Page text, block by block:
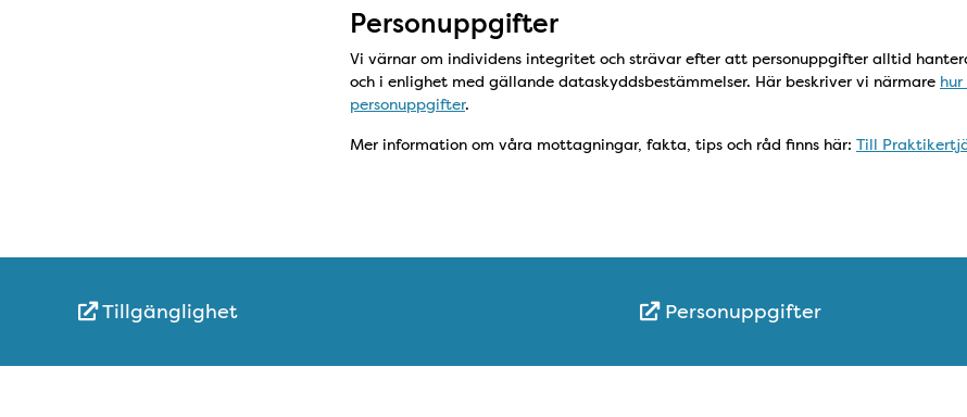
Personuppgifter
Vi värnar om individens integritet och strävar efter att personuppgifter alltid
och i enlighet med gällande dataskyddsbestämmelser. Här beskriver vi närmare
personuppgifter.
Mer information om våra mottagningar, fakta, tips och råd finns här: Till
Snabblänkar
Tillgänglighet Personuppgifter